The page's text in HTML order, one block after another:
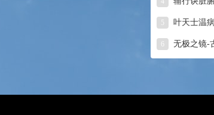
5 叶天士温
6 无极之镜-